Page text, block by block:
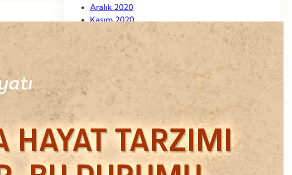
Aralık 2020
Kasım 2020
Ekim 2020
Eylül 2020
Ağustos 2020
Ağustos 2019
Ekim 2018
Eylül 2018
Mart 2018
Şubat 2018
Ocak 2018
Aralık 2017
Kasım 2017
Ekim 2017